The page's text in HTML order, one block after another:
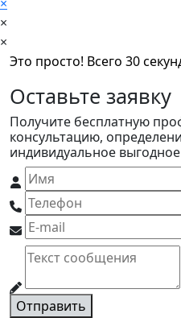
×
×
Это просто! Всего 30
Оставьте заявку
Получите бесплатную
консультацию,
индивидуальное
Отправить